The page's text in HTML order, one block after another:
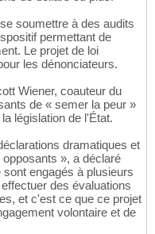
soumettre à des audits
permettant de
Le projet de loi
les dénonciateurs.
Wiener, coauteur du
de « semer la peur »
législation de l'État.
dramatiques et
», a déclaré
engagés à plusieurs
des évaluations
et c'est ce que ce projet
volontaire et de